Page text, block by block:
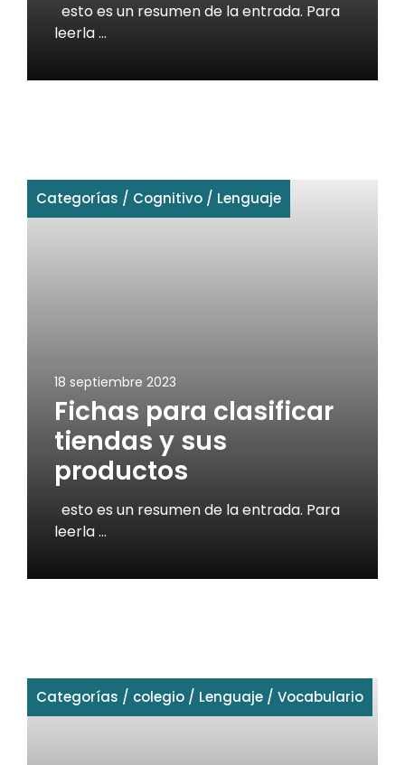
esto es un resumen de la entrada. Para
leerla …
Categorías / Cognitivo / Lenguaje
18 septiembre 2023
Fichas para clasificar
tiendas y sus
productos
esto es un resumen de la entrada. Para
leerla …
Categorías / colegio / Lenguaje / Vocabulario